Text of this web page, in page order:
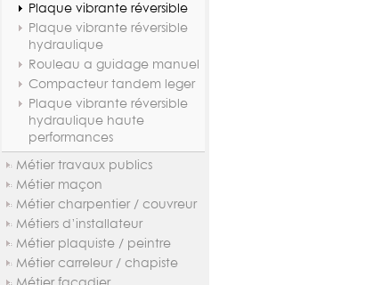
Plaque vibrante réversible
Plaque vibrante réversible
hydraulique
Rouleau a guidage manuel
Compacteur tandem leger
Plaque vibrante réversible
hydraulique haute
performances
Métier travaux publics
Métier maçon
Métier charpentier / couvreur
Métiers d’installateur
Métier plaquiste / peintre
Métier carreleur / chapiste
Métier façadier